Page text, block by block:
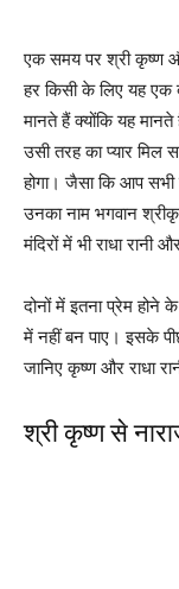
एक समय पर श्री कृष्ण
हर किसी के लिए यह एक
मानते हैं क्योंकि यह
उसी तरह का प्यार
होगा। जैसा कि आप सभी
उनका नाम भगवान
मंदिरों में भी राधा रानी
दोनों में इतना प्रेम होने
में नहीं बन पाए। इसके
जानिए कृष्ण और राधा
श्री कृष्ण से